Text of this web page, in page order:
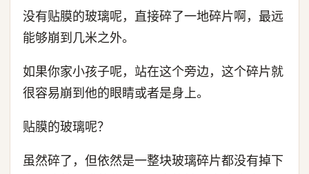
没有贴膜的玻璃呢，直接碎了一地碎片啊，最远
能够崩到几米之外。
如果你家小孩子呢，站在这个旁边，这个碎片就
很容易崩到他的眼睛或者是身上。
贴膜的玻璃呢？
虽然碎了，但依然是一整块玻璃碎片都没有掉下